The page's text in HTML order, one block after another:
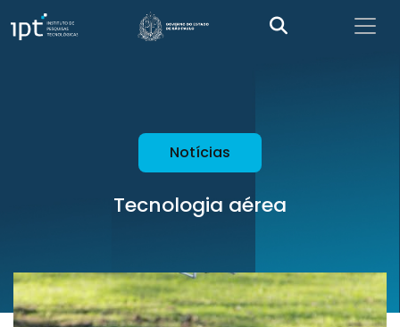
Notícias
Tecnologia aérea